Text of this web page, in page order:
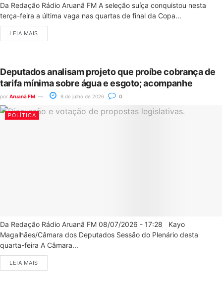
Da Redação Rádio Aruanã FM A seleção suíça conquistou nesta
terça-feira a última vaga nas quartas de final da Copa...
LEIA MAIS
Deputados analisam projeto que proíbe cobrança de
tarifa mínima sobre água e esgoto; acompanhe
por Aruanã FM 8 de julho de 2026 0
POLÍTICA
Da Redação Rádio Aruanã FM 08/07/2026 - 17:28 Kayo
Magalhães/Câmara dos Deputados Sessão do Plenário desta
quarta-feira A Câmara...
LEIA MAIS